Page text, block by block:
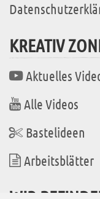
KREATIV
Aktuelles
Alle Videos
Bastelideen
Arbeitsblätter